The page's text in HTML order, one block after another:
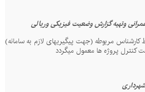
مربوطه (جهت پیگیریهای لازم به سامانه)
کنترل پروژه ها معمول میگردد